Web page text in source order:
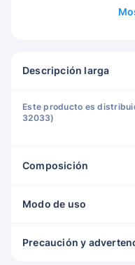
Descripción larga
Este producto es
32033)
Composición
Modo de uso
Precaución y